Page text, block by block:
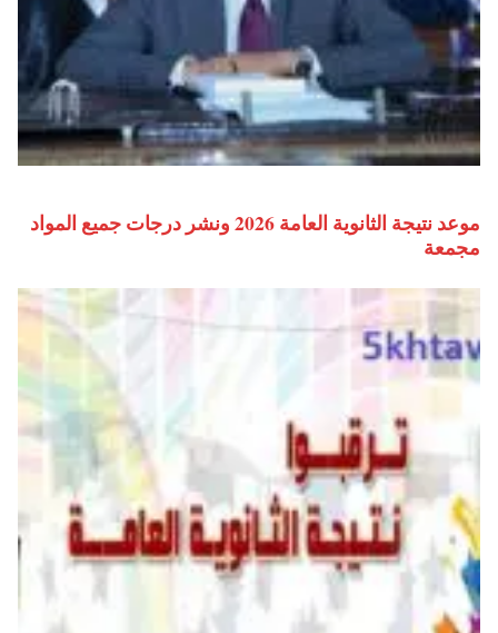
موعد نتيجة الثانوية العامة 2026 ونشر درجات جميع المواد
مجمعة